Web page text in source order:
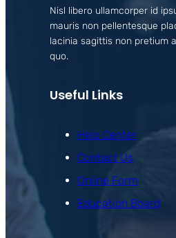
Nisl libero ullamcorper id
mauris non pellentesque
lacinia sagittis non pretium
quo.
Useful Links
Help Center
Contact Us
Online Form
Education Board